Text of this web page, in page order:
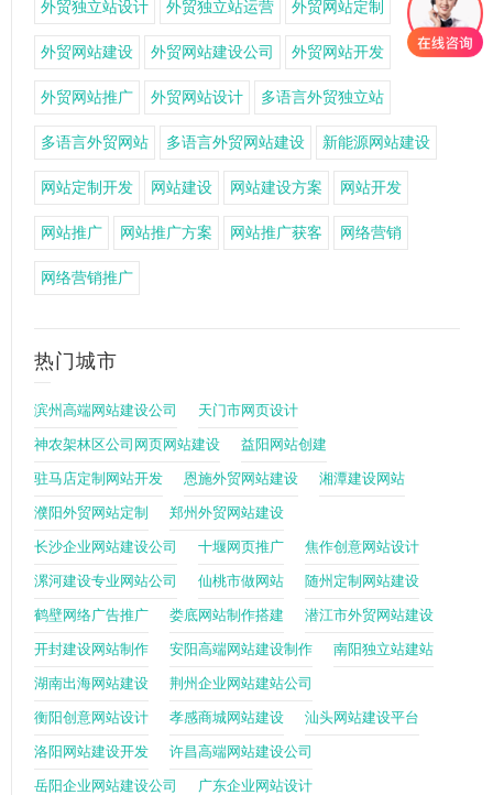
外贸独立站设计 外贸独立站运营 外贸网站定制
外贸网站建设 外贸网站建设公司 外贸网站开发
外贸网站推广 外贸网站设计 多语言外贸独立站
多语言外贸网站 多语言外贸网站建设 新能源网站建设
网站定制开发 网站建设 网站建设方案 网站开发
网站推广 网站推广方案 网站推广获客 网络营销
网络营销推广
热门城市
滨州高端网站建设公司 天门市网页设计
神农架林区公司网页网站建设 益阳网站创建
驻马店定制网站开发 恩施外贸网站建设 湘潭建设网站
濮阳外贸网站定制 郑州外贸网站建设
长沙企业网站建设公司 十堰网页推广 焦作创意网站设计
漯河建设专业网站公司 仙桃市做网站 随州定制网站建设
鹤壁网络广告推广 娄底网站制作搭建 潜江市外贸网站建设
开封建设网站制作 安阳高端网站建设制作 南阳独立站建站
湖南出海网站建设 荆州企业网站建站公司
衡阳创意网站设计 孝感商城网站建设 汕头网站建设平台
洛阳网站建设开发 许昌高端网站建设公司
岳阳企业网站建设公司 广东企业网站设计